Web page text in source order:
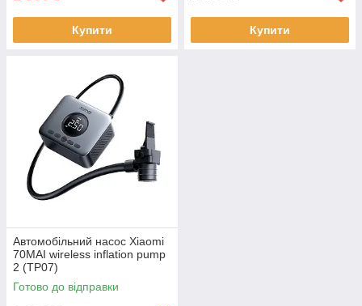
Купити Купити
Автомобільний насос Xiaomi
70MAI wireless inflation pump
2 (TP07)
Готово до відправки